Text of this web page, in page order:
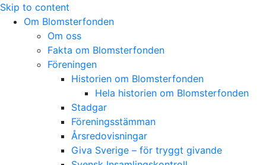
Skip to content
Om Blomsterfonden
Om oss
Fakta om Blomsterfonden
Föreningen
Historien om Blomsterfonden
Hela historien om Blomsterfonden
Stadgar
Föreningsstämman
Årsredovisningar
Giva Sverige – för tryggt givande